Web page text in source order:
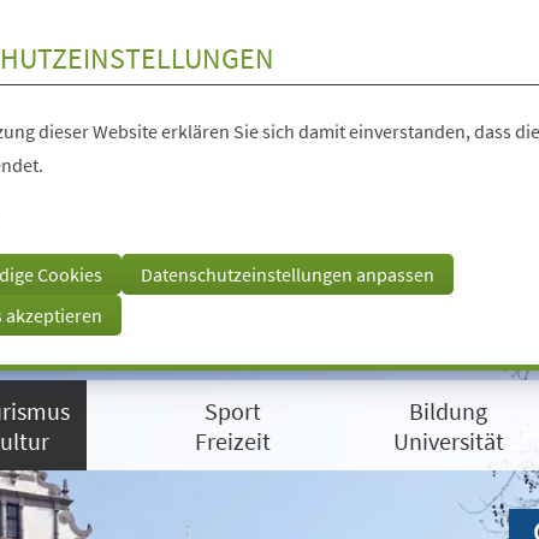
dieser Website erklären Sie sich damit einverstanden, dass
Cookies
Datenschutzeinstellungen anpassen
akzeptieren
Sport
Freizeit
Bildung
Universität